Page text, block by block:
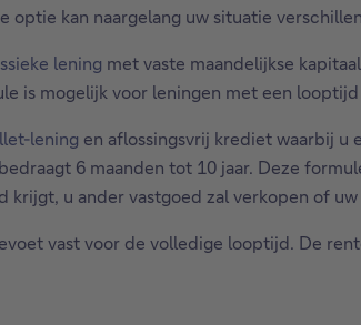
optie kan naargelang uw situatie
lening met vaste maandelijkse
is mogelijk voor leningen met een
lening en aflossingsvrij krediet waarbij
6 maanden tot 10 jaar. Deze
krijgt, u ander vastgoed zal verkopen of
vast voor de volledige looptijd. De